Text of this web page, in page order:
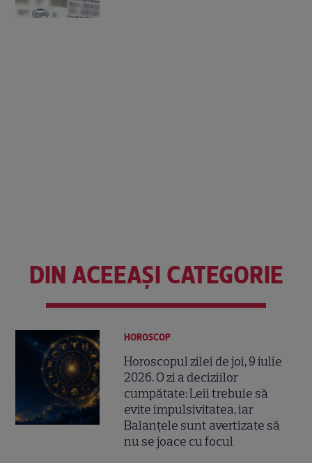
DIN ACEEAȘI CATEGORIE
HOROSCOP
Horoscopul zilei de joi, 9 iulie
2026. O zi a deciziilor
cumpătate: Leii trebuie să
evite impulsivitatea, iar
Balanțele sunt avertizate să
nu se joace cu focul